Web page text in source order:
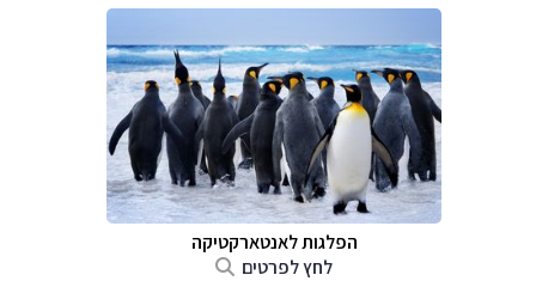
הפלגות לאנטארקטיקה
לחץ לפרטים